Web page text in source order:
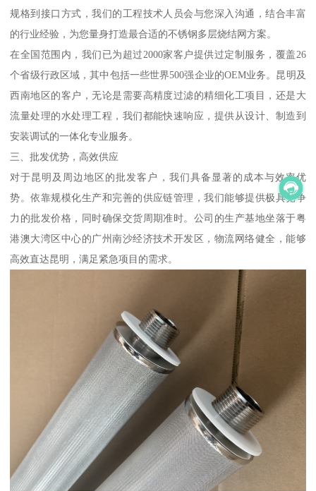
规格到接口方式，我们的工程技术人员会与您深入沟通，结合丰富
的行业经验，为您量身打造最合适的不锈钢多层烧结网方案。
在全国范围内，我们已为超过2000家客户提供过定制服务，覆盖26
个省级行政区域，其中包括一些世界500强企业的OEM业务。昆明及
西南地区的客户，无论是需要高精度过滤的精细化工项目，还是大
流量处理的水处理工程，我们都能快速响应，提供从设计、制造到
安装调试的一体化专业服务。
三、批发优势，高效供应
对于昆明及周边地区的批发客户，我们具备显著的成本与效率优
势。依靠规模化生产和完善的供应链管理，我们能够提供极具竞争
力的批发价格，同时确保交货周期准时。公司的生产基地坐落于粤
港澳大湾区中心的广州南沙经济技术开发区，物流网络健全，能够
高效直达昆明，满足紧急项目的需求。